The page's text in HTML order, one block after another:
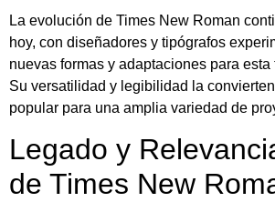
La evolución de Times New Roman
hoy, con diseñadores y tipógrafos
nuevas formas y adaptaciones para
Su versatilidad y legibilidad la
popular para una amplia variedad de
Legado y
de Times New